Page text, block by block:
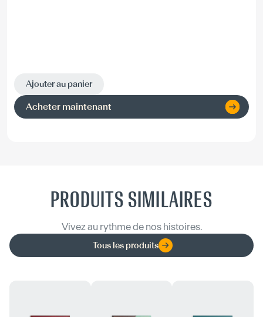
Ajouter au panier
Acheter maintenant
PRODUITS SIMILAIRES
Vivez au rythme de nos histoires.
Tous les produits